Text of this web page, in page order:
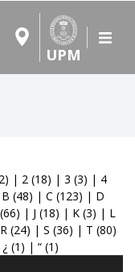
UPM
| 2 (18) | 3 (3) | 4
B (48) | C (123) | D
(66) | J (18) | K (3) | L
R (24) | S (36) | T (80)
¿ (1) | “ (1)